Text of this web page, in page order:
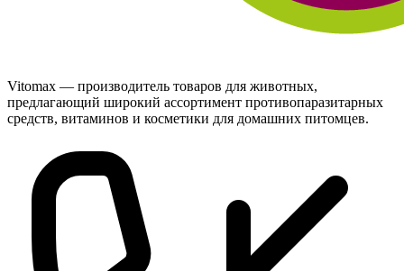
Vitomax — производитель товаров для животных,
предлагающий широкий ассортимент противопаразитарных
средств, витаминов и косметики для домашних питомцев.